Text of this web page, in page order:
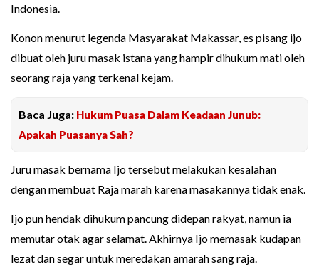
Indonesia.
Konon menurut legenda Masyarakat Makassar, es pisang ijo
dibuat oleh juru masak istana yang hampir dihukum mati oleh
seorang raja yang terkenal kejam.
Baca Juga: Hukum Puasa Dalam Keadaan Junub:
Apakah Puasanya Sah?
Juru masak bernama Ijo tersebut melakukan kesalahan
dengan membuat Raja marah karena masakannya tidak enak.
Ijo pun hendak dihukum pancung didepan rakyat, namun ia
memutar otak agar selamat. Akhirnya Ijo memasak kudapan
lezat dan segar untuk meredakan amarah sang raja.